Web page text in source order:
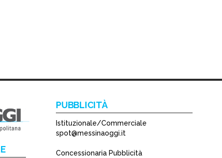
PUBBLICITÀ
Istituzionale/Commerciale
spot@messinaoggi.it
Concessionaria Pubblicità